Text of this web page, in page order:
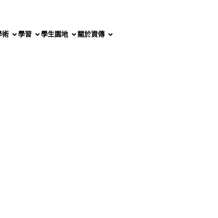
術 學習 學生園地 關於資傳